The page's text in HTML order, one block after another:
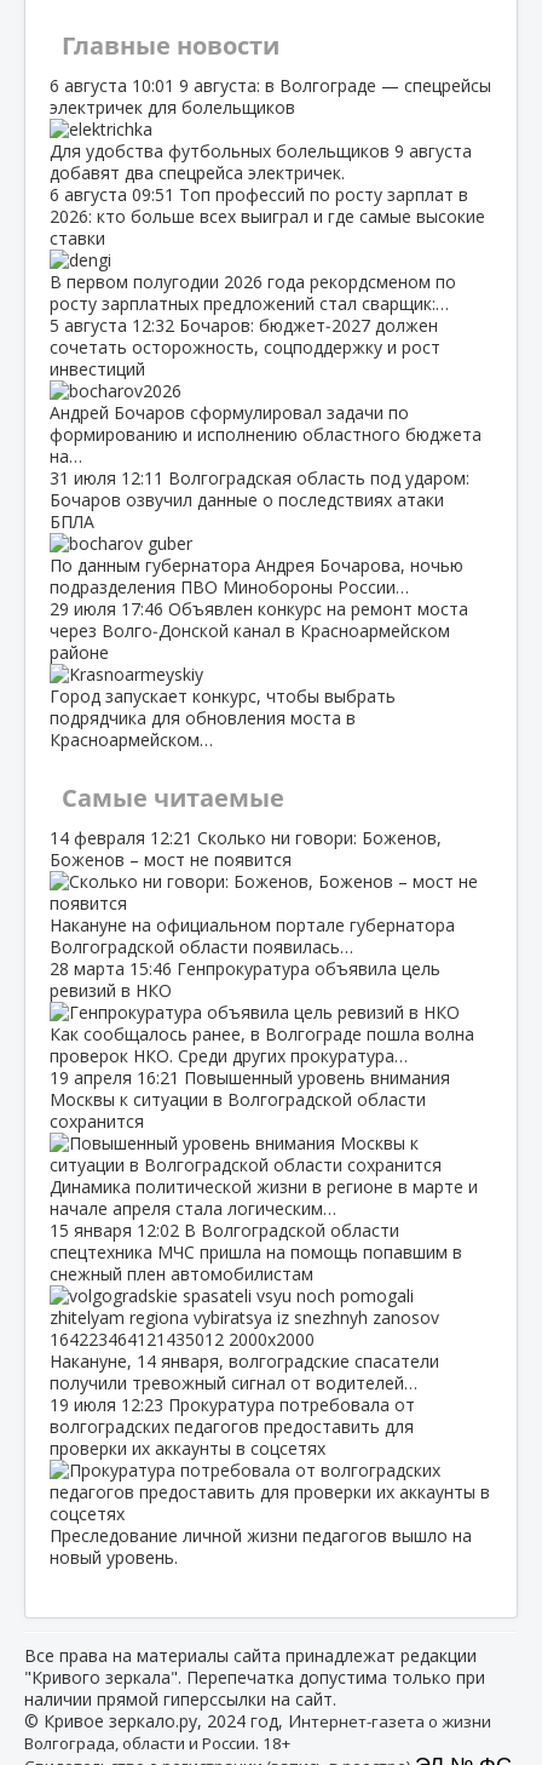
Главные новости
6 августа 10:01 9 августа: в Волгограде — спецрейсы
электричек для болельщиков
Для удобства футбольных болельщиков 9 августа
добавят два спецрейса электричек.
6 августа 09:51 Топ профессий по росту зарплат в
2026: кто больше всех выиграл и где самые высокие
ставки
В первом полугодии 2026 года рекордсменом по
росту зарплатных предложений стал сварщик:…
5 августа 12:32 Бочаров: бюджет‑2027 должен
сочетать осторожность, соцподдержку и рост
инвестиций
Андрей Бочаров сформулировал задачи по
формированию и исполнению областного бюджета
на…
31 июля 12:11 Волгоградская область под ударом:
Бочаров озвучил данные о последствиях атаки
БПЛА
По данным губернатора Андрея Бочарова, ночью
подразделения ПВО Минобороны России…
29 июля 17:46 Объявлен конкурс на ремонт моста
через Волго‑Донской канал в Красноармейском
районе
Город запускает конкурс, чтобы выбрать
подрядчика для обновления моста в
Красноармейском…
Самые читаемые
14 февраля 12:21 Сколько ни говори: Боженов,
Боженов – мост не появится
Накануне на официальном портале губернатора
Волгоградской области появилась…
28 марта 15:46 Генпрокуратура объявила цель
ревизий в НКО
Как сообщалось ранее, в Волгограде пошла волна
проверок НКО. Среди других прокуратура…
19 апреля 16:21 Повышенный уровень внимания
Москвы к ситуации в Волгоградской области
сохранится
Динамика политической жизни в регионе в марте и
начале апреля стала логическим…
15 января 12:02 В Волгоградской области
спецтехника МЧС пришла на помощь попавшим в
снежный плен автомобилистам
Накануне, 14 января, волгоградские спасатели
получили тревожный сигнал от водителей…
19 июля 12:23 Прокуратура потребовала от
волгоградских педагогов предоставить для
проверки их аккаунты в соцсетях
Преследование личной жизни педагогов вышло на
новый уровень.
Все права на материалы сайта принадлежат редакции
"Кривого зеркала". Перепечатка допустима только при
наличии прямой гиперссылки на сайт.
© Кривое зеркало.ру, 2024 год, Интернет-газета о жизни
Волгограда, области и России. 18+